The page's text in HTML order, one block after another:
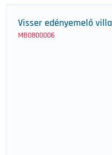
Visser edényemelő villa
MB0800006